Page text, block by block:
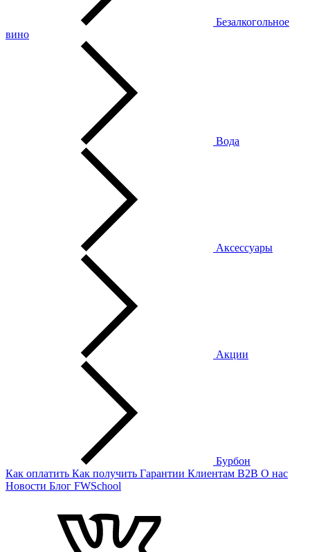
Безалкогольное
вино
Вода
Аксессуары
Акции
Бурбон
Как оплатить Как получить Гарантии Клиентам B2B О нас
Новости Блог FWSchool